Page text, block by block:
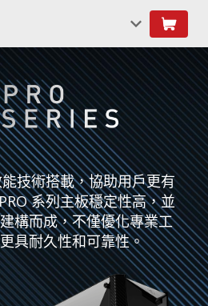
技術搭載，協助用戶更有
系列主板穩定性高，並
構而成，不僅優化專業工
具耐久性和可靠性。